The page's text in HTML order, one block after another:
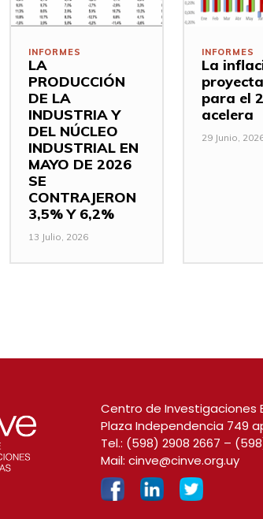
INFORMES
LA
PRODUCCIÓN
DE LA
INDUSTRIA Y
DEL NÚCLEO
INDUSTRIAL EN
MAYO DE 2026
SE
CONTRAJERON
3,5% Y 6,2%
13 Julio, 2026
INFORMES
La
para el
acelera
29 Junio,
Centro de Investigaciones
Plaza Independencia 749
Tel.: (598) 2908 2667 –
Mail: cinve@cinve.org.uy